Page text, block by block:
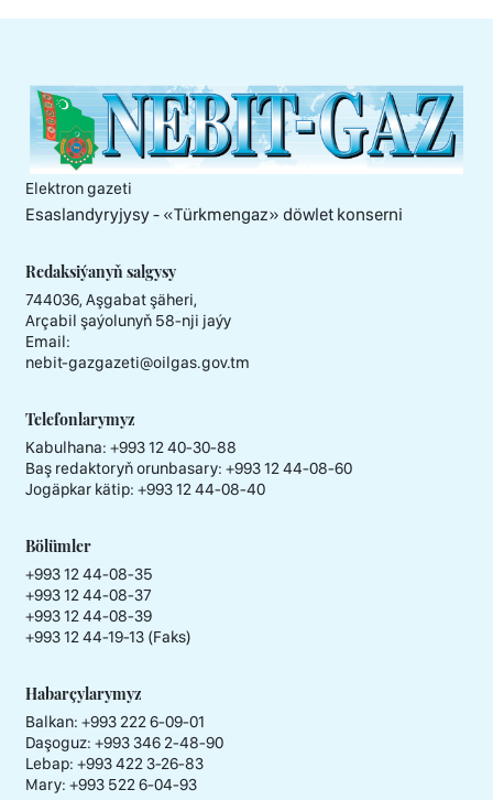
Elektron gazeti
Esaslandyryjysy - «Тürkmengaz» döwlet konserni
Redaksiýanyň salgysy
744036, Aşgabat şäheri,
Arçabil şaýolunyň 58-nji jaýy
Email:
nebit-gazgazeti@oilgas.gov.tm
Telefonlarymyz
Kabulhana: +993 12 40-30-88
Baş redaktoryň orunbasary: +993 12 44-08-60
Jogäpkar kätip: +993 12 44-08-40
Bölümler
+993 12 44-08-35
+993 12 44-08-37
+993 12 44-08-39
+993 12 44-19-13 (Faks)
Habarçylarymyz
Balkan: +993 222 6-09-01
Daşoguz: +993 346 2-48-90
Lebap: +993 422 3-26-83
Mary: +993 522 6-04-93